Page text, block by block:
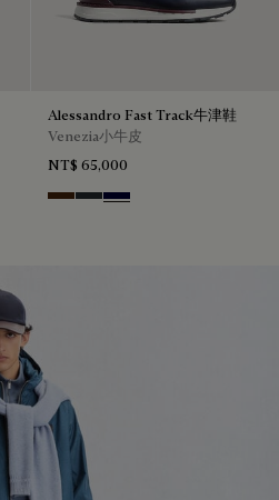
Alessandro Fast Track牛津鞋
Venezia小牛皮
NT$ 65,000
Marrone Intenso
Nero Fume
Nero Blu